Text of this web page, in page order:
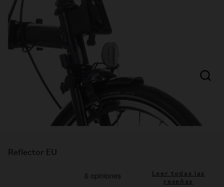
Reflector EU
Leer todas las
reseñas